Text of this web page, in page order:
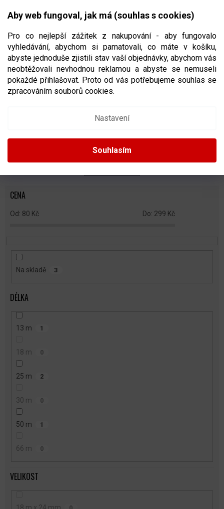
Aby web fungoval, jak má (souhlas s cookies)
Pro co nejlepší zážitek z nakupování - aby fungovalo
vyhledávání, abychom si pamatovali, co máte v košíku,
abyste jednoduše zjistili stav vaší objednávky, abychom vás
neobtěžovali nevhodnou reklamou a abyste se nemuseli
pokaždé přihlašovat. Proto od vás potřebujeme souhlas se
zpracováním souborů cookies.
Nastavení
Souhlasím
CZK
NÁKUPNÍ
PÁSKY A GRIPY NA HOKEJKU
N
P
R
CENA
80 Kč 299 Kč
Na skladě 3
DÉLKA
13 m 1
18 m 0
25 m 2
30 m 0
50 m 1
66 m 0
VELIKOST